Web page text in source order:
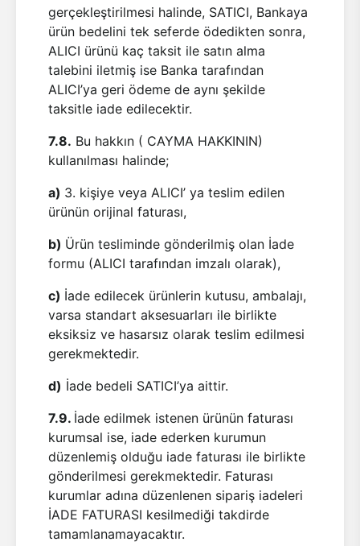
gerçekleştirilmesi halinde, SATICI, Bankaya
ürün bedelini tek seferde ödedikten sonra,
ALICI ürünü kaç taksit ile satın alma
talebini iletmiş ise Banka tarafından
ALICI’ya geri ödeme de aynı şekilde
taksitle iade edilecektir.
7.8. Bu hakkın ( CAYMA HAKKININ)
kullanılması halinde;
a) 3. kişiye veya ALICI’ ya teslim edilen
ürünün orijinal faturası,
b) Ürün tesliminde gönderilmiş olan İade
formu (ALICI tarafından imzalı olarak),
c) İade edilecek ürünlerin kutusu, ambalajı,
varsa standart aksesuarları ile birlikte
eksiksiz ve hasarsız olarak teslim edilmesi
gerekmektedir.
d) İade bedeli SATICI’ya aittir.
7.9. İade edilmek istenen ürünün faturası
kurumsal ise, iade ederken kurumun
düzenlemiş olduğu iade faturası ile birlikte
gönderilmesi gerekmektedir. Faturası
kurumlar adına düzenlenen sipariş iadeleri
İADE FATURASI kesilmediği takdirde
tamamlanamayacaktır.